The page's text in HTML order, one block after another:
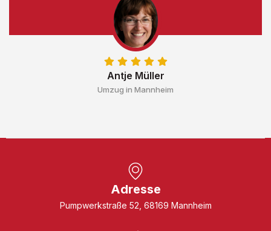
Antje Müller
Umzug in Mannheim
Adresse
Pumpwerkstraße 52, 68169 Mannheim